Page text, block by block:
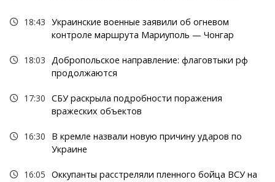
18:43 Украинские военные заявили об огневом
контроле маршрута Мариуполь — Чонгар
18:03
Добропольское направление: флаговтыки рф
продолжаются
17:30 СБУ раскрыла подробности поражения
вражеских объектов
16:30
В кремле назвали новую причину ударов по
Украине
16:05 Оккупанты расстреляли пленного бойца ВСУ на